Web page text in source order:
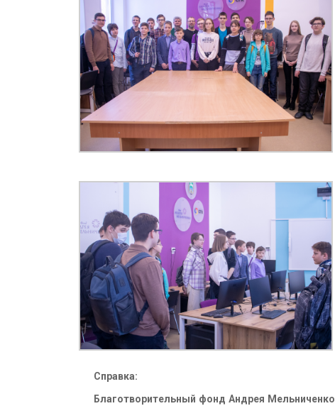
Справка:
Благотворительный фонд Андрея Мельниченко